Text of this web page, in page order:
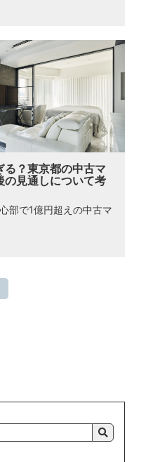
る？東京都の中古マ
の見通しについて考
部で1億円超えの中古マ